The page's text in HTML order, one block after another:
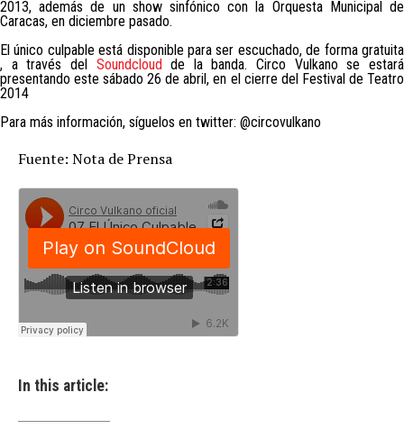
2013, además de un show sinfónico con la Orquesta Municipal de
Caracas, en diciembre pasado.
El único culpable está disponible para ser escuchado, de forma gratuita
, a través del Soundcloud de la banda. Circo Vulkano se estará
presentando este sábado 26 de abril, en el cierre del Festival de Teatro
2014
Para más información, síguelos en twitter: @circovulkano
Fuente: Nota de Prensa
In this article: